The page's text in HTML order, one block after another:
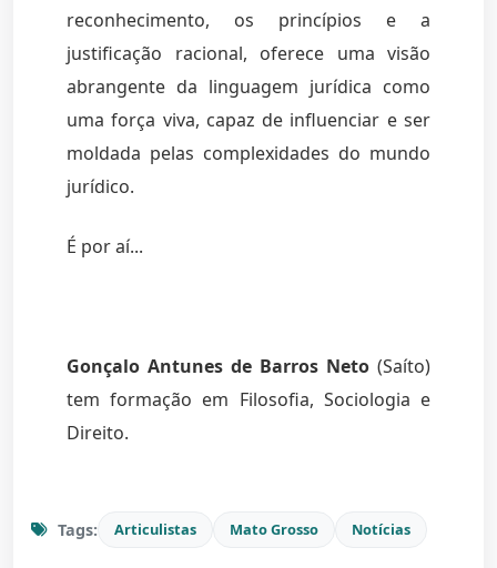
reconhecimento, os princípios e a
justificação racional, oferece uma visão
abrangente da linguagem jurídica como
uma força viva, capaz de influenciar e ser
moldada pelas complexidades do mundo
jurídico.
É por aí...
Gonçalo Antunes de Barros Neto (Saíto)
tem formação em Filosofia, Sociologia e
Direito.
Tags: Articulistas Mato Grosso Notícias